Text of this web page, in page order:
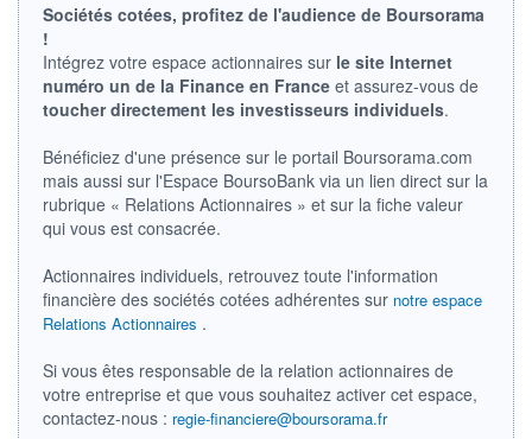
+ HAUT + BAS
VOLUME
100
CAPITAL ÉCHANGÉ
0,00%
25 MEUR 07.08.26 / 17:35:31
LIMITE À LA
BAISSE
0,0000
LIMITE À LA
HAUSSE
ESTIMÉ 2026
-
2026
-
DERNIER
0,00 EUR -
PROCHAIN
DIVIDENDE
Sociétés cotées, profitez de l'audience de Boursorama
!
Intégrez votre espace actionnaires sur le site Internet
numéro un de la Finance en France et assurez-vous de
toucher directement les investisseurs individuels.
Bénéficiez d'une présence sur le portail Boursorama.com
mais aussi sur l'Espace BoursoBank via un lien direct sur la
rubrique « Relations Actionnaires » et sur la fiche valeur
qui vous est consacrée.
Actionnaires individuels, retrouvez toute l'information
financière des sociétés cotées adhérentes sur notre espace
Relations Actionnaires .
Si vous êtes responsable de la relation actionnaires de
votre entreprise et que vous souhaitez activer cet espace,
contactez-nous : regie-financiere@boursorama.fr